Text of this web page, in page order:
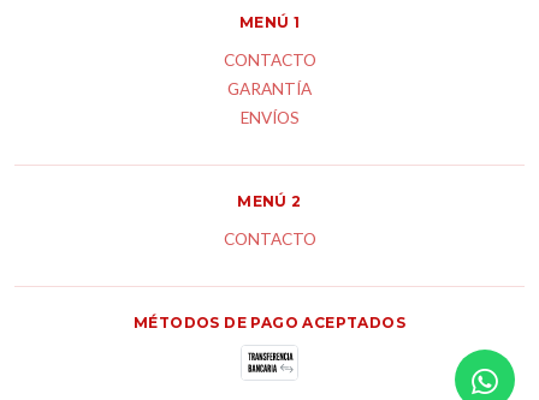
MENÚ 1
CONTACTO
GARANTÍA
ENVÍOS
MENÚ 2
CONTACTO
MÉTODOS DE PAGO ACEPTADOS